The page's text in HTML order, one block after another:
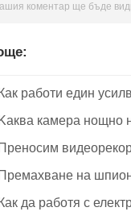
коментар ще бъде
Как работи един
Kаква камера нощно
Преносим
Премахване на
Как да работя с